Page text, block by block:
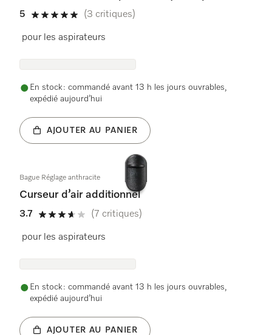
5
5 étoiles sur 5
(3 critiques)
pour les aspirateurs
En stock : commandé avant 13 h les jours ouvrables,
expédié aujourd’hui
AJOUTER AU PANIER
Bague Réglage anthracite
Curseur d’air additionnel
3.7
3.7 étoiles sur 5
(7 critiques)
pour les aspirateurs
En stock : commandé avant 13 h les jours ouvrables,
expédié aujourd’hui
AJOUTER AU PANIER